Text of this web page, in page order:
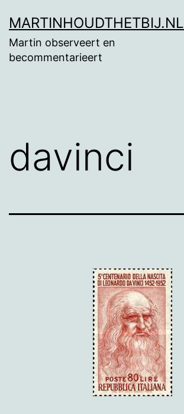
naar
de
MARTINHOUDTHETBIJ.NL
Martin observeert en
becommentarieert
davinci